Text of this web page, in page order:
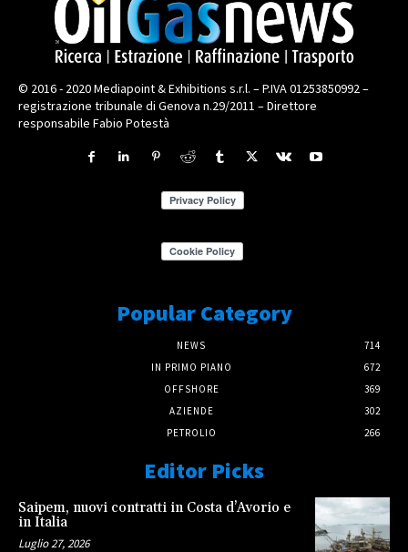
© 2016 - 2020 Mediapoint & Exhibitions s.r.l. – P.IVA 01253850992 –
registrazione tribunale di Genova n.29/2011 – Direttore
responsabile Fabio Potestà
Popular Category
NEWS
714
IN PRIMO PIANO
672
OFFSHORE
369
AZIENDE
302
PETROLIO
266
Editor Picks
Saipem, nuovi contratti in Costa d’Avorio e
in Italia
Luglio 27, 2026